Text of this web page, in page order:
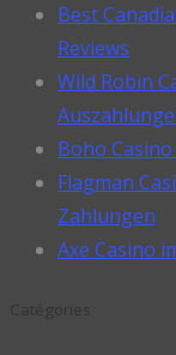
Best
Reviews
Wild Robin
Boho
Flagman
Zahlungen
Axe Casino